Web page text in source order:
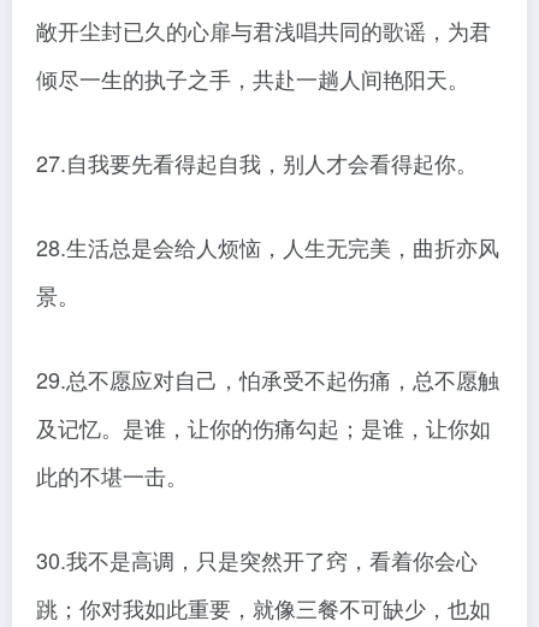
敞开尘封已久的心扉与君浅唱共同的歌谣，为君
倾尽一生的执子之手，共赴一趟人间艳阳天。
27.自我要先看得起自我，别人才会看得起你。
28.生活总是会给人烦恼，人生无完美，曲折亦风
景。
29.总不愿应对自己，怕承受不起伤痛，总不愿触
及记忆。是谁，让你的伤痛勾起；是谁，让你如
此的不堪一击。
30.我不是高调，只是突然开了窍，看着你会心
跳；你对我如此重要，就像三餐不可缺少，也如